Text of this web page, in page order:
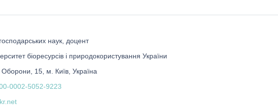
наук, доцент
біоресурсів і природокористування України
15, м. Київ, Україна
0002-5052-9223